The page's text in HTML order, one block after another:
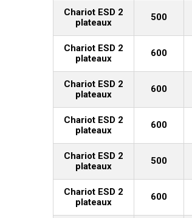
Chariot ESD 2
plateaux
500
Chariot ESD 2
plateaux
600
Chariot ESD 2
plateaux
600
Chariot ESD 2
plateaux
600
Chariot ESD 2
plateaux
500
Chariot ESD 2
plateaux
600